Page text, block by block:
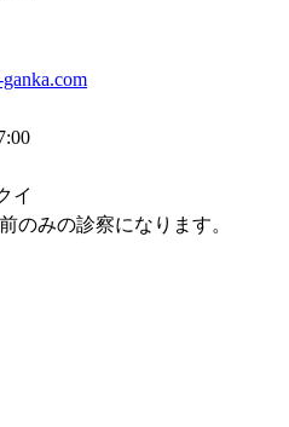
イ
のみの診察になります。